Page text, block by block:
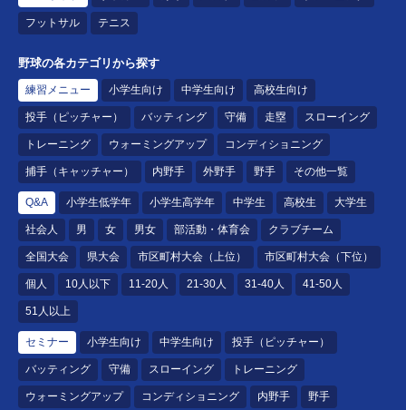
フットサル テニス
野球の各カテゴリから探す
練習メニュー 小学生向け 中学生向け 高校生向け
投手（ピッチャー） バッティング 守備 走塁 スローイング
トレーニング ウォーミングアップ コンディショニング
捕手（キャッチャー） 内野手 外野手 野手 その他一覧
Q&A 小学生低学年 小学生高学年 中学生 高校生 大学生
社会人 男 女 男女 部活動・体育会 クラブチーム
全国大会 県大会 市区町村大会（上位） 市区町村大会（下位）
個人 10人以下 11-20人 21-30人 31-40人 41-50人
51人以上
セミナー 小学生向け 中学生向け 投手（ピッチャー）
バッティング 守備 スローイング トレーニング
ウォーミングアップ コンディショニング 内野手 野手